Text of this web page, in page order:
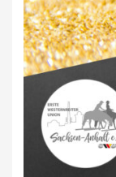
DONUT BITS
SHOWTACK
EL DORADO